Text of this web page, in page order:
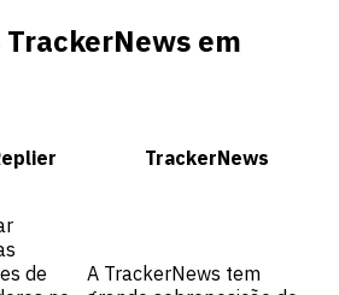
em
TrackerNews
de
A TrackerNews tem